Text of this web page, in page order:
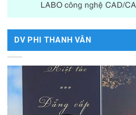
DV PHI THANH VÂN